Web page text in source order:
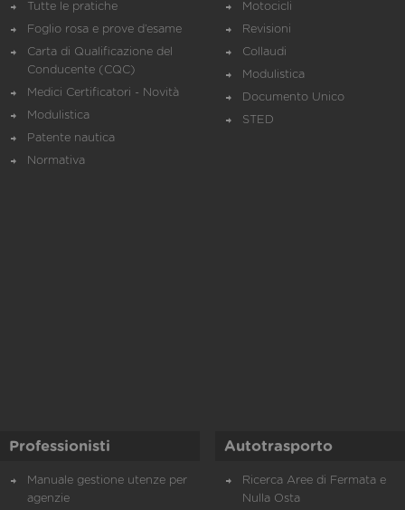
Tutte le pratiche
Foglio rosa e prove d’esame
Carta di Qualificazione del
Conducente (CQC)
Medici Certificatori - Novità
Modulistica
Patente nautica
Normativa
Motocicli
Revisioni
Collaudi
Modulistica
Documento Unico
STED
Professionisti
Manuale gestione utenze per
agenzie
Autotrasporto
Ricerca Aree di Fermata e
Nulla Osta